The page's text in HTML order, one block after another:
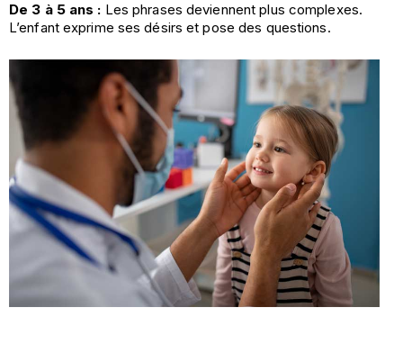
De 3 à 5 ans : Les phrases deviennent plus complexes.
L’enfant exprime ses désirs et pose des questions.